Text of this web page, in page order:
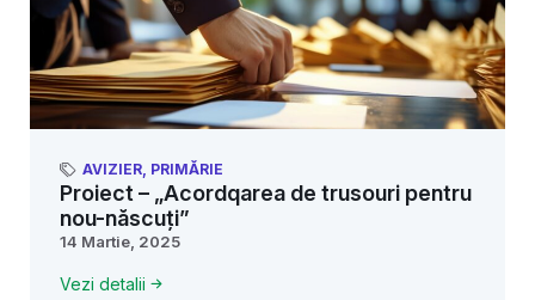
AVIZIER, PRIMĂRIE
Proiect – „Acordqarea de trusouri pentru
nou-născuți”
14 Martie, 2025
Vezi detalii